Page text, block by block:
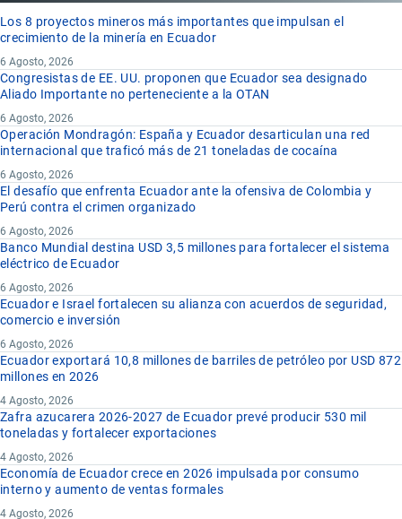
Los 8 proyectos mineros más importantes que impulsan el
crecimiento de la minería en Ecuador
6 Agosto, 2026
Congresistas de EE. UU. proponen que Ecuador sea designado
Aliado Importante no perteneciente a la OTAN
6 Agosto, 2026
Operación Mondragón: España y Ecuador desarticulan una red
internacional que traficó más de 21 toneladas de cocaína
6 Agosto, 2026
El desafío que enfrenta Ecuador ante la ofensiva de Colombia y
Perú contra el crimen organizado
6 Agosto, 2026
Banco Mundial destina USD 3,5 millones para fortalecer el sistema
eléctrico de Ecuador
6 Agosto, 2026
Ecuador e Israel fortalecen su alianza con acuerdos de seguridad,
comercio e inversión
6 Agosto, 2026
Ecuador exportará 10,8 millones de barriles de petróleo por USD 872
millones en 2026
4 Agosto, 2026
Zafra azucarera 2026-2027 de Ecuador prevé producir 530 mil
toneladas y fortalecer exportaciones
4 Agosto, 2026
Economía de Ecuador crece en 2026 impulsada por consumo
interno y aumento de ventas formales
4 Agosto, 2026